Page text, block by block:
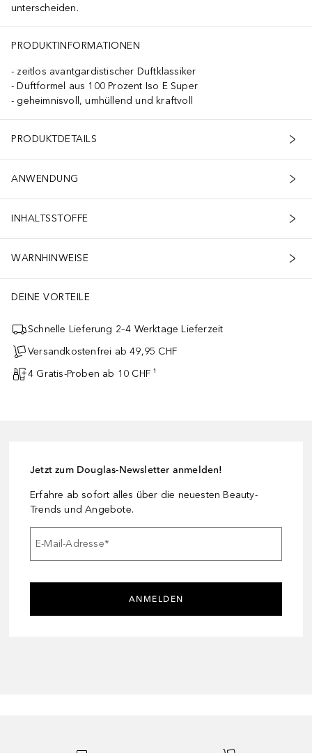
unterscheiden.
PRODUKTINFORMATIONEN
zeitlos avantgardistischer Duftklassiker
Duftformel aus 100 Prozent Iso E Super
geheimnisvoll, umhüllend und kraftvoll
PRODUKTDETAILS
ANWENDUNG
INHALTSSTOFFE
WARNHINWEISE
DEINE VORTEILE
Schnelle Lieferung 2–4 Werktage Lieferzeit
Versandkostenfrei ab 49,95 CHF
4 Gratis-Proben ab 10 CHF ¹
Jetzt zum Douglas-Newsletter anmelden!
Erfahre ab sofort alles über die neuesten Beauty-
Trends und Angebote.
E-Mail-Adresse*
ANMELDEN